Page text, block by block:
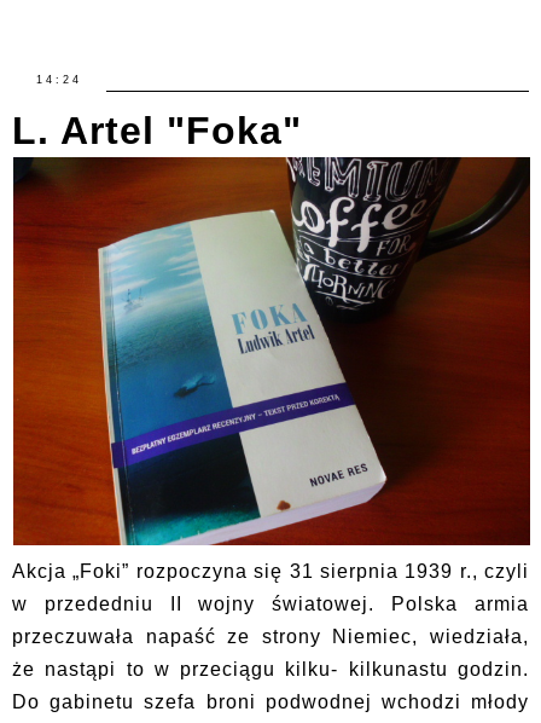
14:24
L. Artel "Foka"
Akcja „Foki” rozpoczyna się 31 sierpnia 1939 r., czyli
w przededniu II wojny światowej. Polska armia
przeczuwała napaść ze strony Niemiec, wiedziała,
że nastąpi to w przeciągu kilku- kilkunastu godzin.
Do gabinetu szefa broni podwodnej wchodzi młody